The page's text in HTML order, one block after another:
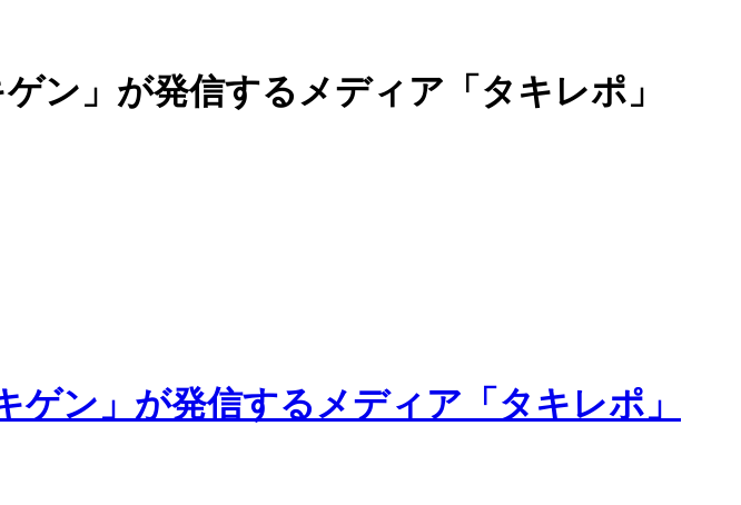
ン」が発信するメディア「タキレポ」